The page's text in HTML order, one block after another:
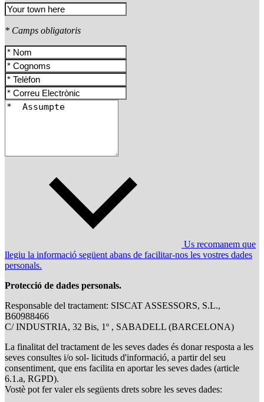
* Camps obligatoris
Us recomanem que
llegiu la informació següent abans de facilitar-nos les vostres dades
personals.
Protecció de dades personals.
Responsable del tractament: SISCAT ASSESSORS, S.L.,
B60988466
C/ INDUSTRIA, 32 Bis, 1º , SABADELL (BARCELONA)
La finalitat del tractament de les seves dades és donar resposta a les
seves consultes i/o sol- licituds d'informació, a partir del seu
consentiment, que ens facilita en aportar les seves dades (article
6.1.a, RGPD).
Vostè pot fer valer els següents drets sobre les seves dades: